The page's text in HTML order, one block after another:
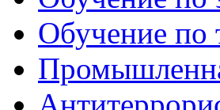
Обучение по